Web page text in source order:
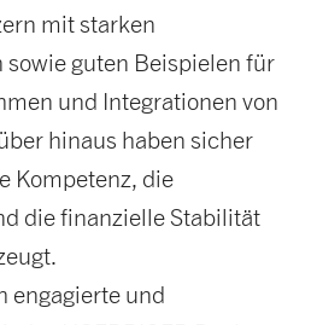
mit starken
guten Beispielen für
und Integrationen von
hinaus haben sicher
Kompetenz, die
die finanzielle Stabilität
engagierte und